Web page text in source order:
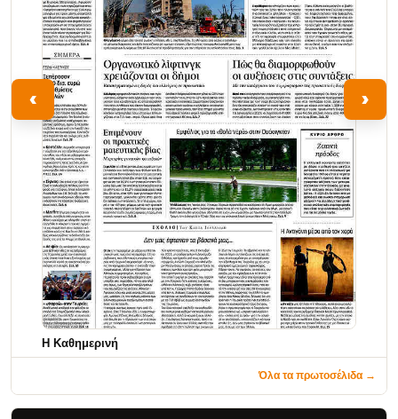
‹
Η Καθημερινή
›
Όλα τα πρωτοσέλιδα →